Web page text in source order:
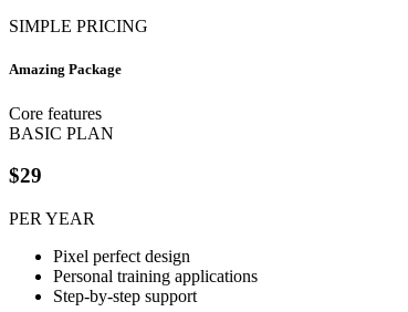
SIMPLE PRICING
Amazing Package
Core features
BASIC PLAN
$29
PER YEAR
Pixel perfect design
Personal training applications
Step-by-step support